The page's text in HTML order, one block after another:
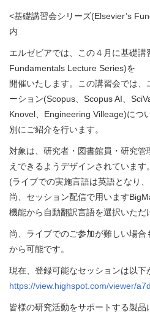
<基礎講習会シリーズ(Elsevier’s
内
エルゼビアでは、この４月に基礎講
Fundamentals Lecture Series)を
開催いたします。この講習会では
ーション(Scopus、Scopus AI、
Knovel、Engineering Villeage)につ
別にご紹介を行います。
対象は、研究者・図書館員・研究
えできるようデザインされています。
(ライブでの実施言語は英語となり
尚、セッション配信で用います
機能から自動翻訳言語を選択いただ
尚、ライブでのご参加が難しい場
から可能です。
現在、登録可能なセッションは以下
https://view.highspot.com/viewer/
皆様の研究活動をサポートする製